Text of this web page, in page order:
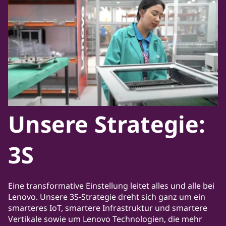
Unsere Strategie:
3S
Eine transformative Einstellung leitet alles und alle bei
Lenovo. Unsere 3S-Strategie dreht sich ganz um ein
smarteres IoT, smartere Infrastruktur und smartere
Vertikale sowie um Lenovo Technologien, die mehr